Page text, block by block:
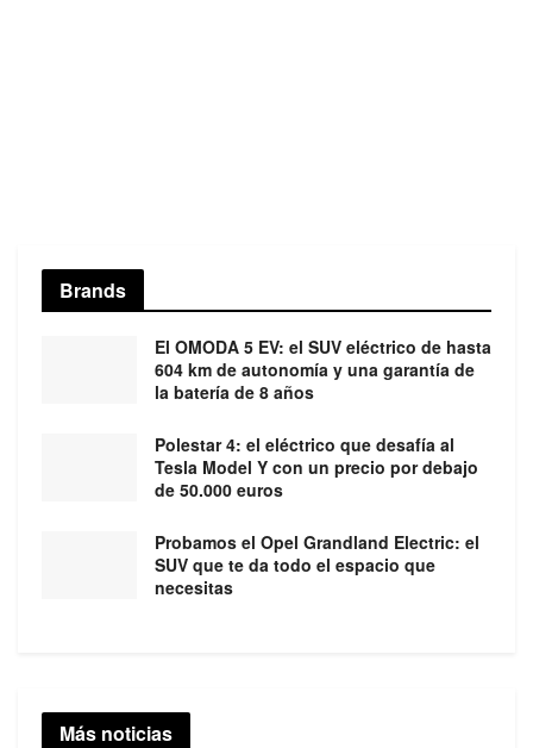
Brands
El OMODA 5 EV: el SUV eléctrico de hasta
604 km de autonomía y una garantía de
la batería de 8 años
Polestar 4: el eléctrico que desafía al
Tesla Model Y con un precio por debajo
de 50.000 euros
Probamos el Opel Grandland Electric: el
SUV que te da todo el espacio que
necesitas
Más noticias